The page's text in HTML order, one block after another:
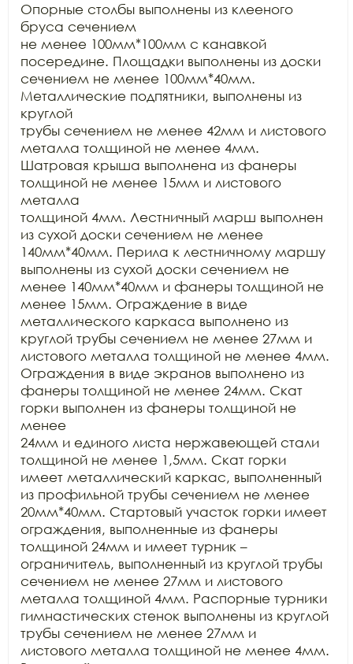
Опорные столбы выполнены из клееного
бруса сечением
не менее 100мм*100мм с канавкой
посередине. Площадки выполнены из доски
сечением не менее 100мм*40мм.
Металлические подпятники, выполнены из
круглой
трубы сечением не менее 42мм и листового
металла толщиной не менее 4мм.
Шатровая крыша выполнена из фанеры
толщиной не менее 15мм и листового
металла
толщиной 4мм. Лестничный марш выполнен
из сухой доски сечением не менее
140мм*40мм. Перила к лестничному маршу
выполнены из сухой доски сечением не
менее 140мм*40мм и фанеры толщиной не
менее 15мм. Ограждение в виде
металлического каркаса выполнено из
круглой трубы сечением не менее 27мм и
листового металла толщиной не менее 4мм.
Ограждения в виде экранов выполнено из
фанеры толщиной не менее 24мм. Скат
горки выполнен из фанеры толщиной не
менее
24мм и единого листа нержавеющей стали
толщиной не менее 1,5мм. Скат горки
имеет металлический каркас, выполненный
из профильной трубы сечением не менее
20мм*40мм. Стартовый участок горки имеет
ограждения, выполненные из фанеры
толщиной 24мм и имеет турник –
ограничитель, выполненный из круглой трубы
сечением не менее 27мм и листового
металла толщиной 4мм. Распорные турники
гимнастических стенок выполнены из круглой
трубы сечением не менее 27мм и
листового металла толщиной не менее 4мм.